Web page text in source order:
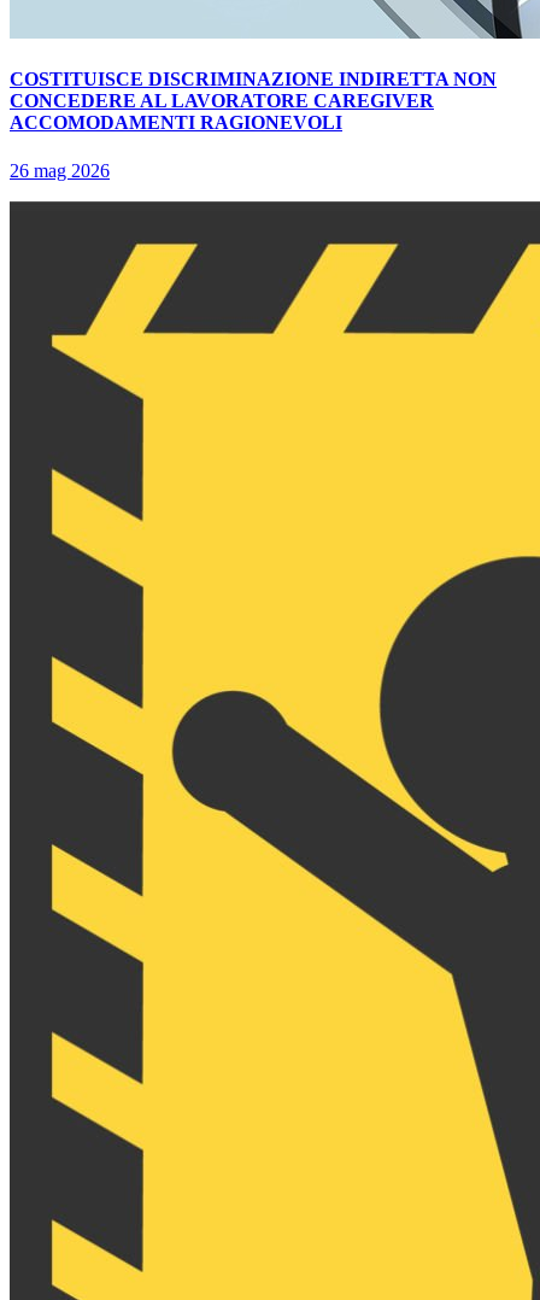
COSTITUISCE DISCRIMINAZIONE INDIRETTA NON
CONCEDERE AL LAVORATORE CAREGIVER
ACCOMODAMENTI RAGIONEVOLI
26 mag 2026